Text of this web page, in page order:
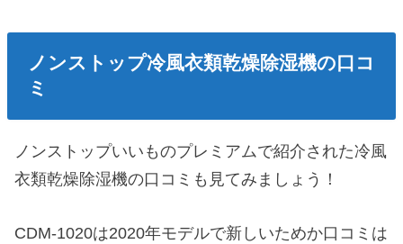
ノンストップ冷風衣類乾燥除湿機の口コ
ミ
ノンストップいいものプレミアムで紹介された冷風
衣類乾燥除湿機の口コミも見てみましょう！
CDM-1020は2020年モデルで新しいためか口コミは